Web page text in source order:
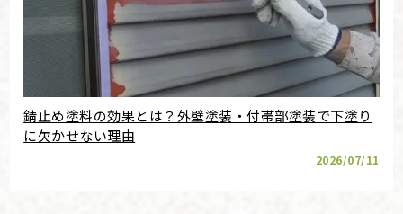
錆止め塗料の効果とは？外壁塗装・付帯部塗装で下塗り
に欠かせない理由
2026/07/11